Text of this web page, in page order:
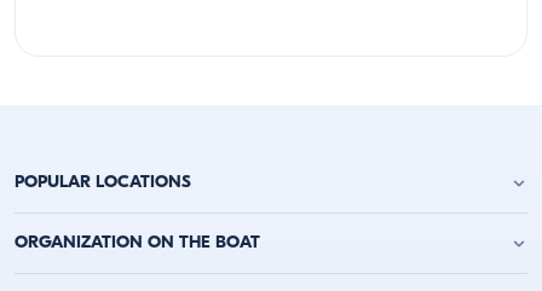
POPULAR LOCATIONS
Jachtverhuur Antalya
ORGANIZATION ON THE BOAT